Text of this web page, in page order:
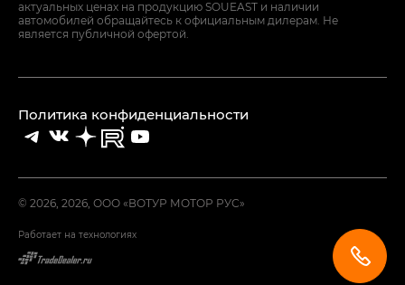
актуальных ценах на продукцию SOUEAST и наличии
автомобилей обращайтесь к официальным дилерам. Не
является публичной офертой.
© 2026, 2026, ООО «ВОТУР МОТОР РУС»
Политика конфиденциальности
Работает на технологиях